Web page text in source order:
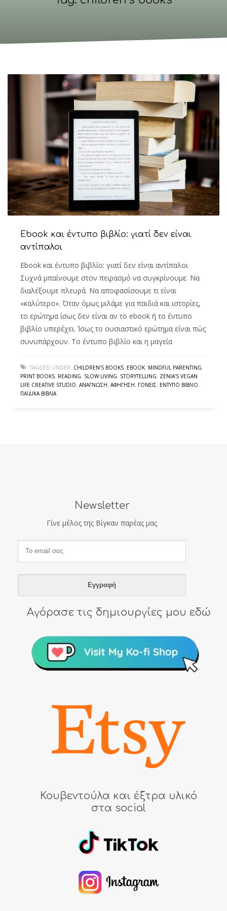
Ebook και έντυπο βιβλίο: γιατί δεν είναι
αντίπαλοι
Ebook και έντυπο βιβλίο: γιατί δεν είναι αντίπαλοι
Συχνά μπαίνουμε στον πειρασμό να συγκρίνουμε. Να
διαλέξουμε πλευρά. Να αποφασίσουμε τι είναι
«καλύτερο». Όταν όμως μιλάμε για παιδιά και ιστορίες,
το ερώτημα ίσως δεν είναι αν το ebook ή το έντυπο
βιβλίο υπερέχει. Ίσως το ουσιαστικό ερώτημα είναι πώς
συνυπάρχουν. Το έντυπο βιβλίο και η μαγεία
TAGGED UNDER: CHILDREN’S BOOKS, EBOOK, MINDFUL PARENTING,
PRINT BOOKS, READING, SLOW LIVING, STORYTELLING, ZENIA’S VEGAN
LIFE CREATIVE STUDIO, ΑΝΆΓΝΩΣΗ, ΑΦΉΓΗΣΗ, ΓΟΝΕΊΣ, ΈΝΤΥΠΟ ΒΙΒΛΊΟ,
ΠΑΙΔΙΚΆ ΒΙΒΛΊΑ
Newsletter
Γίνε μέλος της Βίγκαν παρέας μας
Αγόρασε τις δημιουργίες μου εδώ
Κουβεντούλα και έξτρα υλικό
στα social